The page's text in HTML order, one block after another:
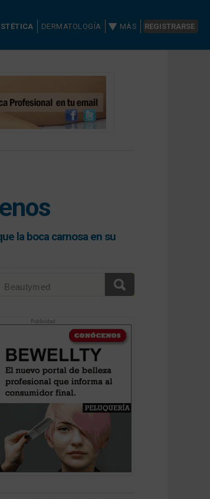
DERMATOLOGÍA MÁS REGISTRARSE
la boca carnosa en su